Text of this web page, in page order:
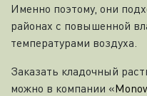
Именно поэтому, они
районах с повышенной
температурами воздуха.
Заказать кладочный
можно в компании «